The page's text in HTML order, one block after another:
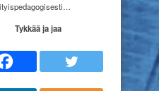
Tykkää ja jaa